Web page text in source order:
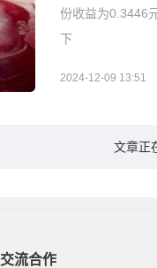
份收益为0.3446
下
2024-12-09 13:51
文章正
交流合作